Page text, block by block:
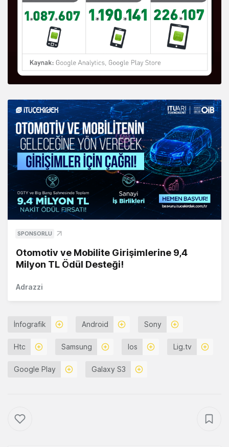
SPONSORLU
Otomotiv ve Mobilite Girişimlerine 9,4
Milyon TL Ödül Desteği!
Adrazzi
İnfografik Android Sony
Htc Samsung Ios Lig.tv
Google Play Galaxy S3